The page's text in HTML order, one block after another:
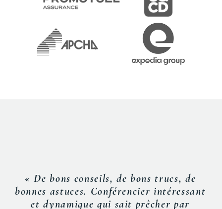
« De bons conseils, de bons trucs, de
bonnes astuces. Conférencier intéressant
et dynamique qui sait prêcher par